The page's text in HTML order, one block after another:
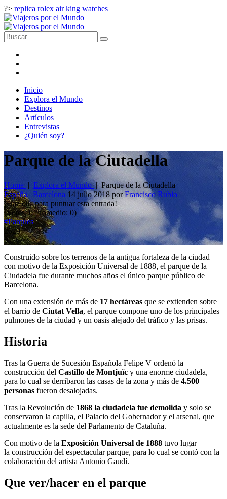
?> replica rolex air king watches
Inicio
Explora el Mundo
Destinos
Artículos
Entrevistas
¿Quién soy?
Parque de la Ciutadella
Home | Explora el Mundo |Parque de la Ciutadella
España| Barcelona 14 julio 2018 porFrancisco Rubio
¡Haz clic para puntuar esta entrada!
(Votos:0Promedio: 0)
#Parques
2629
0
Construido sobre los terrenos de la antigua fortaleza de la ciudad
con motivo de la Exposición Universal de 1888, el parque de la
Ciudadela fue durante muchos años el único parque público de
Barcelona.
Con una extensión de más de 17 hectáreas que se extienden sobre
el barrio de Ciutat Vella, el parque compone uno de los principales
pulmones de la ciudad y un oasis alejado del tráfico y las prisas.
Historia
Tras la Guerra de Sucesión Española Felipe V ordenó la
construcción del Castillo de Montjuïc y una enorme ciudadela,
para lo cual se derribaron las casas de la zona y más de 4.500
personas fueron desalojadas.
Tras la Revolución de 1868 la ciudadela fue demolida y solo se
conservaron la capilla, el Palacio del Gobernador y el arsenal, que
actualmente es la sede del Parlamento de Cataluña.
Con motivo de la Exposición Universal de 1888 tuvo lugar
la construcción del espectacular parque, para lo cual se contó con la
colaboración del artista Antonio Gaudí.
Que ver/hacer en el parque